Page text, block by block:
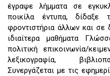
έγραψε λήμματα σε
ποικίλα έντυπα,
φροντιστήρια άλλων και σε
ιδιαίτερα μαθήματα
πολιτική επικοινωνία/
λεξικογραφία,
Συνεργάζεται με τις